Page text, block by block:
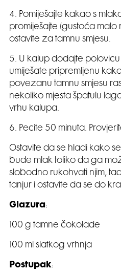
4. Pomiješajte kakao s
promiješajte (gustoća malo
ostavite za tamnu smjesu.
5. U kalup dodajte polovicu
umiješate pripremljenu
povezanu tamnu smjesu
nekoliko mjesta špatulu
vrhu kalupa.
6. Pecite 50 minuta.
Ostavite da se hladi kako
bude mlak toliko da ga
slobodno rukohvati njim,
tanjur i ostavite da se do
Glazura:
100 g tamne čokolade
100 ml slatkog vrhnja
Postupak: